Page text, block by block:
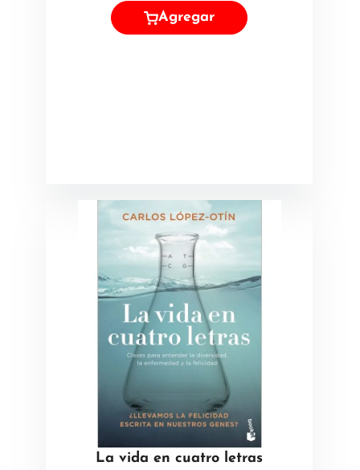
Agregar
La vida en cuatro letras